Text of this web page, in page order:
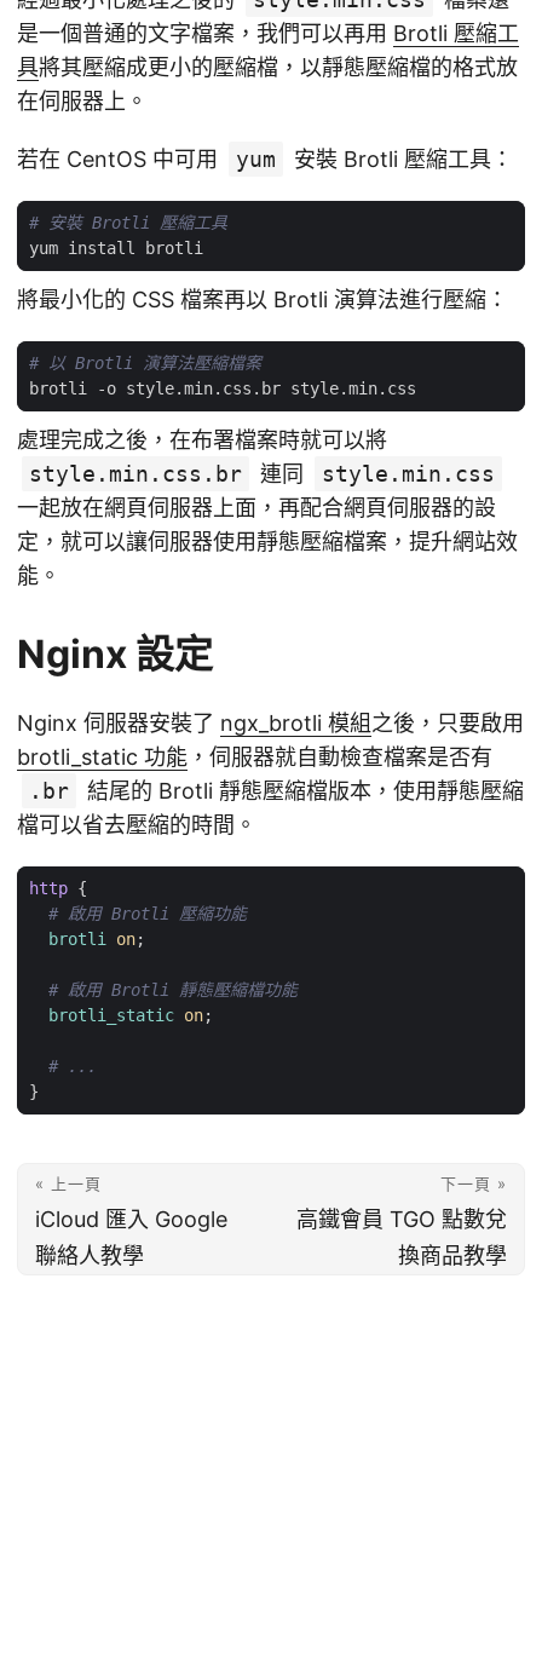
是一個普通的文字檔案，我們可以再用 Brotli 壓縮工
具將其壓縮成更小的壓縮檔，以靜態壓縮檔的格式放
在伺服器上。
若在 CentOS 中可用 yum 安裝 Brotli 壓縮工具：
# 安裝 Brotli 壓縮工具
將最小化的 CSS 檔案再以 Brotli 演算法進行壓縮：
# 以 Brotli 演算法壓縮檔案
處理完成之後，在布署檔案時就可以將
style.min.css.br
連同
style.min.css
一起放在網頁伺服器上面，再配合網頁伺服器的設
定，就可以讓伺服器使用靜態壓縮檔案，提升網站效
能。
Nginx 設定
Nginx 伺服器安裝了 ngx_brotli 模組之後，只要啟用
brotli_static 功能 ，伺服器就自動檢查檔案是否有
.br
結尾的 Brotli 靜態壓縮檔版本，使用靜態壓縮
檔可以省去壓縮的時間。
http {
brotli on;
brotli_static on;
}
« 上一頁
iCloud 匯入 Google
聯絡人教學
下一頁 »
高鐵會員 TGO 點數兌
換商品教學